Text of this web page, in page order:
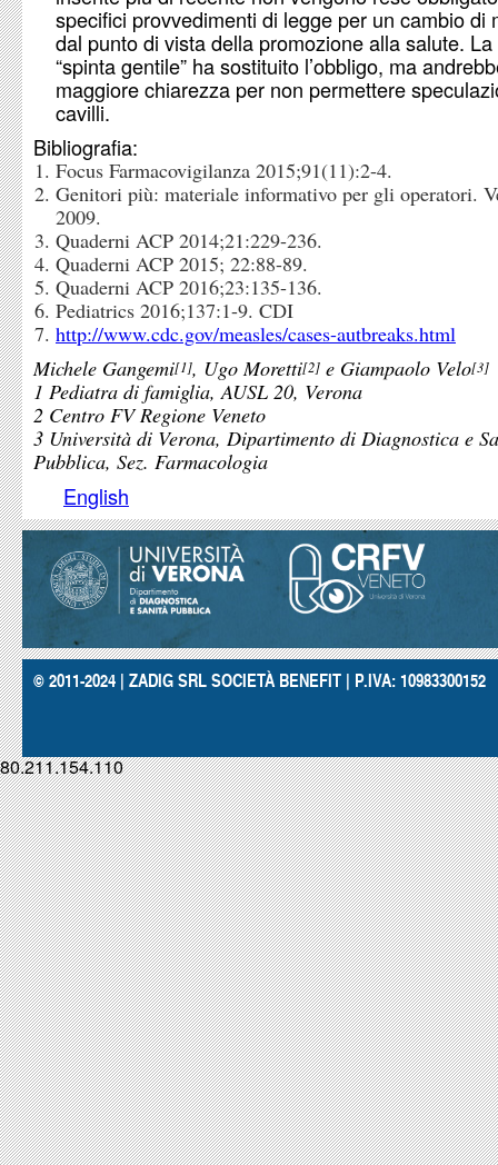
specifici provvedimenti di legge per un cambio di
dal punto di vista della promozione alla salute.
“spinta gentile” ha sostituito l’obbligo, ma
maggiore chiarezza per non permettere
cavilli.
Bibliografia:
Focus Farmacovigilanza 2015;91(11):2-4.
Genitori più: materiale informativo per gli operatori.
2009.
Quaderni ACP 2014;21:229-236.
Quaderni ACP 2015; 22:88-89.
Quaderni ACP 2016;23:135-136.
Pediatrics 2016;137:1-9. CDI
http://www.cdc.gov/measles/cases-autbreaks.html
Michele Gangemi 1 , Ugo Moretti 2 e Giampaolo Velo 3
1 Pediatra di famiglia, AUSL 20, Verona
2 Centro FV Regione Veneto
3 Università di Verona, Dipartimento di Diagnostica e
Pubblica, Sez. Farmacologia
English
© 2011-2024 | ZADIG SRL SOCIETÀ BENEFIT | P.IVA: 10983300152
80.211.154.110